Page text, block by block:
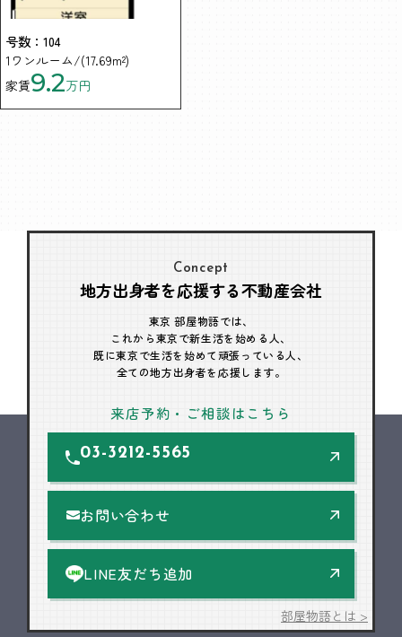
号数：104
1ワンルーム/(17.69m²)
家賃9.2万円
Concept
地方出身者を応援する不動産会社
東京 部屋物語では、
これから東京で新生活を始める人、
既に東京で生活を始めて頑張っている人、
全ての地方出身者を応援します。
来店予約・ご相談はこちら
03-3212-5565
お問い合わせ
LINE友だち追加
部屋物語とは >